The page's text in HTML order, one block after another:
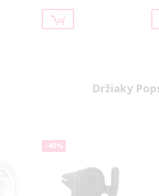
Držiaky
-40%